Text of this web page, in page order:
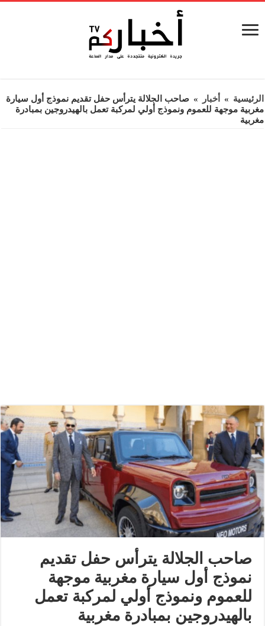
الرئيسية » أخبار » صاحب الجلالة يترأس حفل تقديم نموذج أول سيارة
مغربية موجهة للعموم ونموذج أولي لمركبة تعمل بالهيدروجين بمبادرة
مغربية
صاحب الجلالة يترأس حفل تقديم
نموذج أول سيارة مغربية موجهة
للعموم ونموذج أولي لمركبة تعمل
بالهيدروجين بمبادرة مغربية